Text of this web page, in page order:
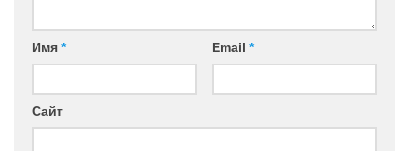
Имя * Email *
Сайт